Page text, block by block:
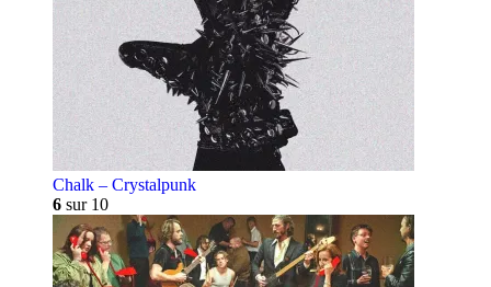
Chalk – Crystalpunk
6 sur 10